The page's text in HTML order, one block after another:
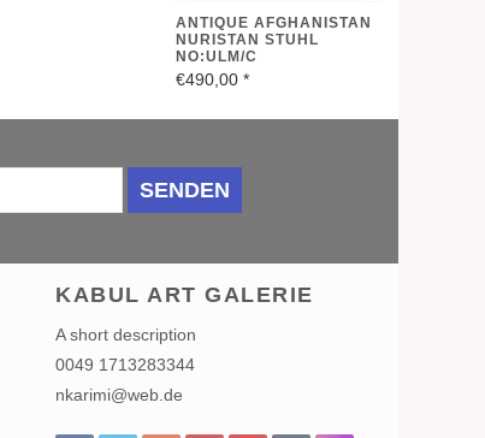
ANTIQUE AFGHANISTAN
NURISTAN STUHL
NO:ULM/C
€490,00 *
SENDEN
KABUL ART GALERIE
A short description
0049 1713283344
nkarimi@web.de